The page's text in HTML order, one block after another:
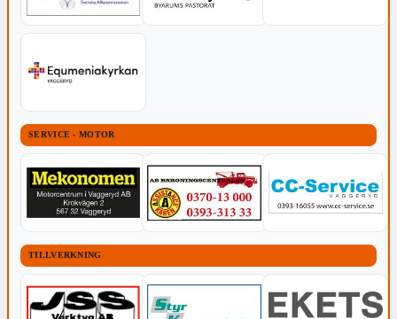
SERVICE - MOTOR
TILLVERKNING